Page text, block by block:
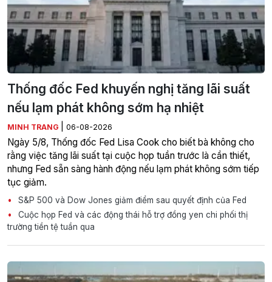
Thống đốc Fed khuyến nghị tăng lãi suất
nếu lạm phát không sớm hạ nhiệt
MINH TRANG 06-08-2026
Ngày 5/8, Thống đốc Fed Lisa Cook cho biết bà không cho
rằng việc tăng lãi suất tại cuộc họp tuần trước là cần thiết,
nhưng Fed sẵn sàng hành động nếu lạm phát không sớm tiếp
tục giảm.
S&P 500 và Dow Jones giảm điểm sau quyết định của Fed
Cuộc họp Fed và các động thái hỗ trợ đồng yen chi phối thị
trường tiền tệ tuần qua